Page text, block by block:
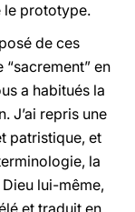
le prototype.
de ces
“sacrement” en
a habitués la
J’ai repris une
patristique, et
la
lui-même,
et traduit en